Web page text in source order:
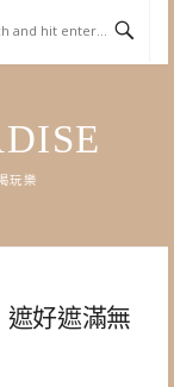
玩樂
遮好遮滿無